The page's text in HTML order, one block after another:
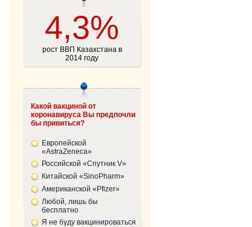
4,3%
рост ВВП Казахстана в
2014 году
Какой вакциной от
коронавируса Вы предпочли
бы привиться?
Европейской
«AstraZeneca»
Российской «Спутник V»
Китайской «SinoPharm»
Американской «Pfizer»
Любой, лишь бы
бесплатно
Я не буду вакцинироваться